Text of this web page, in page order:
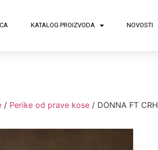
KATALOG PROIZVODA NOVOSTI
/ Perike od prave kose/ DONNA FT CRH